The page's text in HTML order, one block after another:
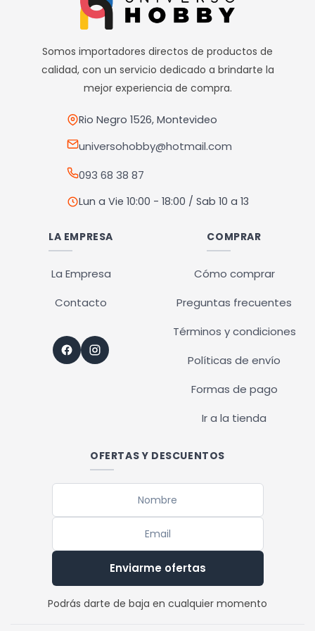
Somos importadores directos de productos de
calidad, con un servicio dedicado a brindarte la
mejor experiencia de compra.
Rio Negro 1526, Montevideo
universohobby@hotmail.com
093 68 38 87
Lun a Vie 10:00 - 18:00 / Sab 10 a 13
LA EMPRESA
La Empresa
Contacto
COMPRAR
Cómo comprar
Preguntas frecuentes
Términos y condiciones
Políticas de envío
Formas de pago
Ir a la tienda
OFERTAS Y DESCUENTOS
Enviarme ofertas
Podrás darte de baja en cualquier momento